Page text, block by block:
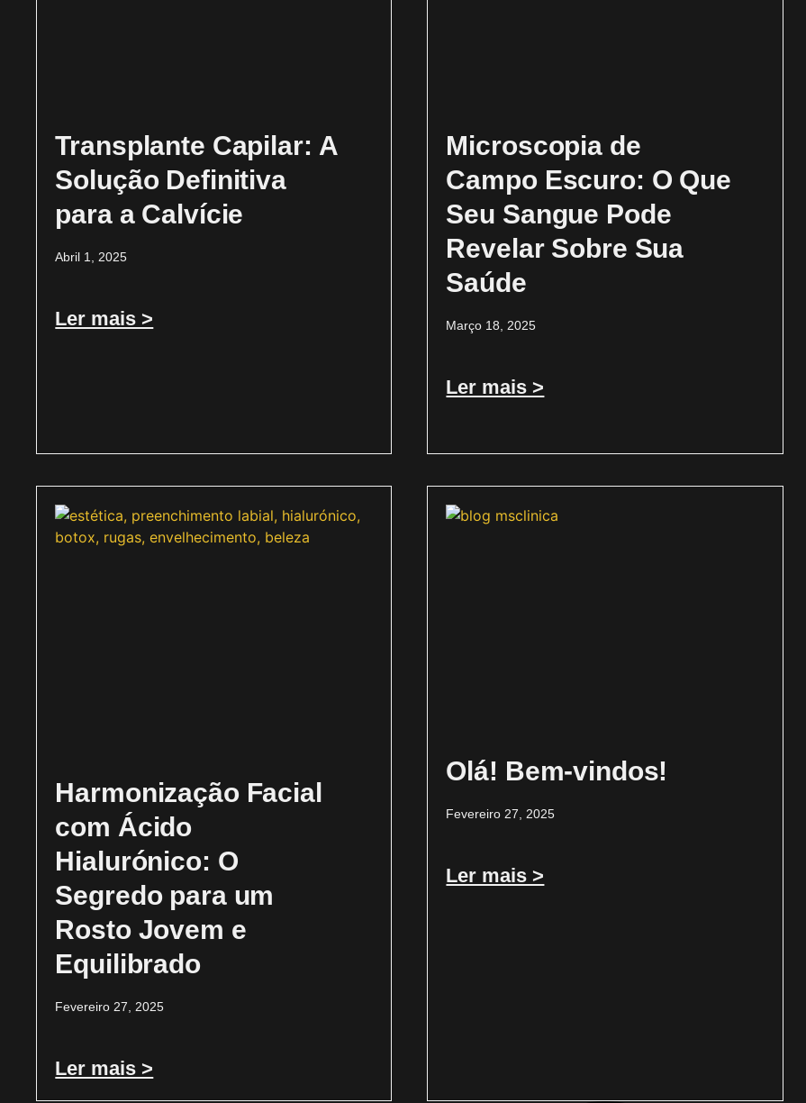
Transplante Capilar: A
Solução Definitiva
para a Calvície
Abril 1, 2025
Ler mais >
Microscopia de
Campo Escuro: O Que
Seu Sangue Pode
Revelar Sobre Sua
Saúde
Março 18, 2025
Ler mais >
Harmonização Facial
com Ácido
Hialurónico: O
Segredo para um
Rosto Jovem e
Equilibrado
Fevereiro 27, 2025
Ler mais >
Olá! Bem-vindos!
Fevereiro 27, 2025
Ler mais >